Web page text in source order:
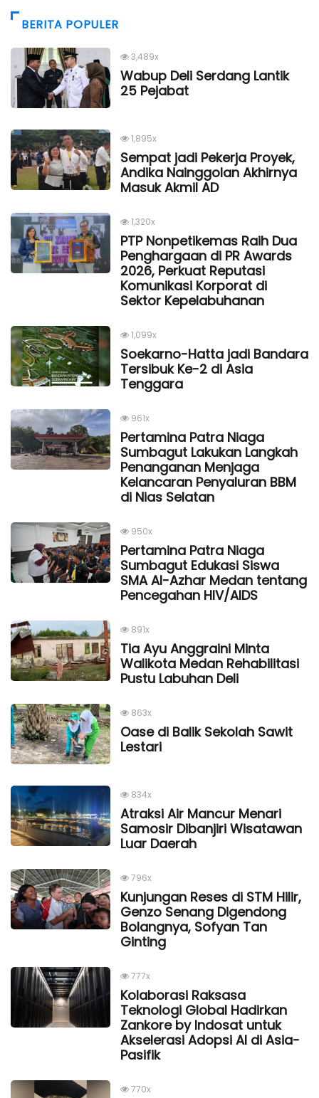
BERITA POPULER
3,489x
Wabup Deli Serdang Lantik
25 Pejabat
1,895x
Sempat jadi Pekerja Proyek,
Andika Nainggolan Akhirnya
Masuk Akmil AD
1,320x
PTP Nonpetikemas Raih Dua
Penghargaan di PR Awards
2026, Perkuat Reputasi
Komunikasi Korporat di
Sektor Kepelabuhanan
1,099x
Soekarno-Hatta jadi Bandara
Tersibuk Ke-2 di Asia
Tenggara
961x
Pertamina Patra Niaga
Sumbagut Lakukan Langkah
Penanganan Menjaga
Kelancaran Penyaluran BBM
di Nias Selatan
950x
Pertamina Patra Niaga
Sumbagut Edukasi Siswa
SMA Al-Azhar Medan tentang
Pencegahan HIV/AIDS
891x
Tia Ayu Anggraini Minta
Walikota Medan Rehabilitasi
Pustu Labuhan Deli
863x
Oase di Balik Sekolah Sawit
Lestari
834x
Atraksi Air Mancur Menari
Samosir Dibanjiri Wisatawan
Luar Daerah
796x
Kunjungan Reses di STM Hilir,
Genzo Senang Digendong
Bolangnya, Sofyan Tan
Ginting
777x
Kolaborasi Raksasa
Teknologi Global Hadirkan
Zankore by Indosat untuk
Akselerasi Adopsi AI di Asia-
Pasifik
770x